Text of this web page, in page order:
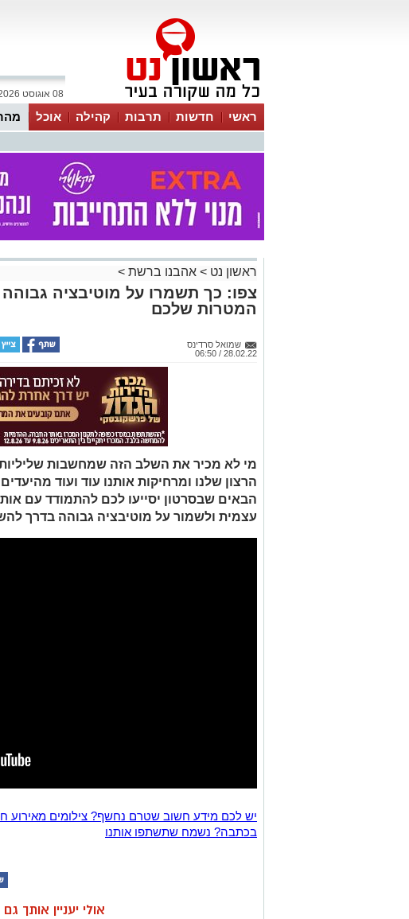
08 אוגוסט 2026 / 10:32
ראשי חדשות תרבות קהילה אוכל
ראשון נט > אהבנו ברשת >
צפו: כך תשמרו על מוטיבציה
המטרות שלכם
שמואל סרדינס
28.02.22 / 06:50
מי לא מכיר את השלב הזה שמחשבות
הרצון שלנו ומרחיקות אותנו עוד ועוד
הבאים שבסרטון יסייעו לכם להתמודד עם
עצמית ולשמור על מוטיבציה גבוהה בדרך
יש לכם מידע חשוב שטרם נחשף? צילומים מאירוע
בכתבה? נשמח שתשתפו אותנו
אולי יעניין אותך גם